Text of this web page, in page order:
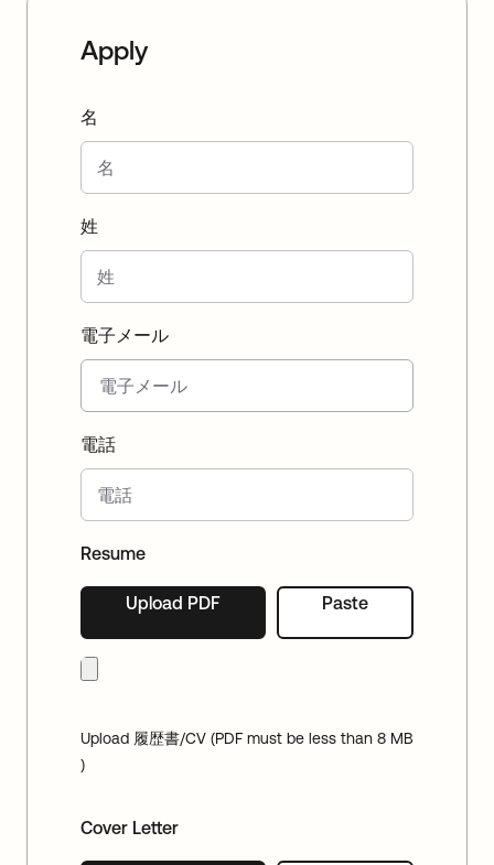
Apply
名
姓
電子メール
電話
Resume
Upload PDF Paste
Upload 履歴書/CV (PDF must be less than 8 MB
)
Cover Letter